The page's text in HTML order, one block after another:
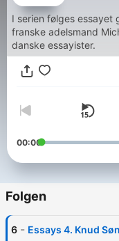
I serien følges essayet
franske adelsmand
danske essayister.
00:00
Folgen
6 - Essays 4. Knud